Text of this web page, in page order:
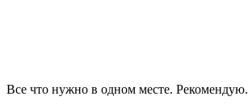
Все что нужно в одном месте. Рекомендую.